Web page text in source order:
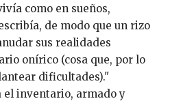
como en sueños,
de modo que un rizo
sus realidades
onírico (cosa que, por lo
dificultades)."
el inventario, armado y